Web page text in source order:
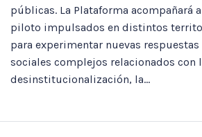
públicas. La Plataforma acompañará
piloto impulsados en distintos
para experimentar nuevas
sociales complejos relacionados con
desinstitucionalización, la...